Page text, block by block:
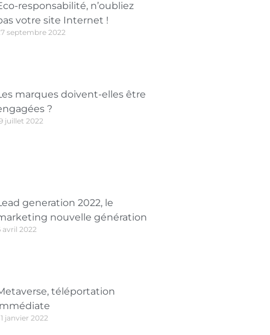
responsabilité, n’oubliez
votre site Internet !
septembre 2022
marques doivent-elles être
?
juillet 2022
generation 2022, le
nouvelle génération
avril 2022
téléportation
janvier 2022